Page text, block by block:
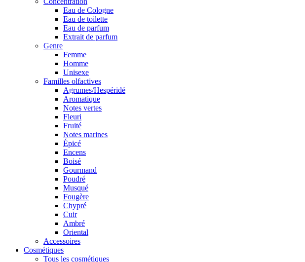
Eau de Cologne
Eau de toilette
Eau de parfum
Extrait de parfum
Genre
Femme
Homme
Unisexe
Familles olfactives
Agrumes/Hespéridé
Aromatique
Notes vertes
Fleuri
Fruité
Notes marines
Épicé
Encens
Boisé
Gourmand
Poudré
Musqué
Fougère
Chypré
Cuir
Ambré
Oriental
Accessoires
Cosmétiques
Tous les cosmétiques